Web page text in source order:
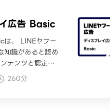
広告 Basic
は、 LINEヤフー
知識があると認め
テンツと認定資
260分